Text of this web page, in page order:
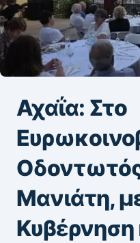
Αχαΐα: Στο
Μανιάτη,
Κυβέρνηση